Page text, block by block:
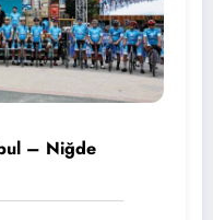
– Niğde